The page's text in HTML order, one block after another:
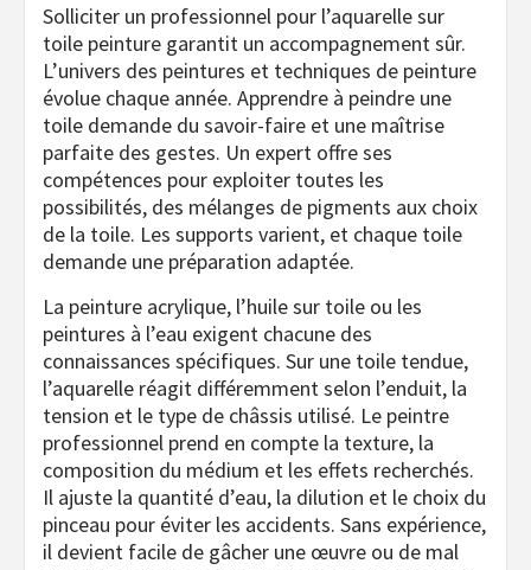
Solliciter un professionnel pour l’aquarelle sur
toile peinture garantit un accompagnement sûr.
L’univers des peintures et techniques de peinture
évolue chaque année. Apprendre à peindre une
toile demande du savoir-faire et une maîtrise
parfaite des gestes. Un expert offre ses
compétences pour exploiter toutes les
possibilités, des mélanges de pigments aux choix
de la toile. Les supports varient, et chaque toile
demande une préparation adaptée.
La peinture acrylique, l’huile sur toile ou les
peintures à l’eau exigent chacune des
connaissances spécifiques. Sur une toile tendue,
l’aquarelle réagit différemment selon l’enduit, la
tension et le type de châssis utilisé. Le peintre
professionnel prend en compte la texture, la
composition du médium et les effets recherchés.
Il ajuste la quantité d’eau, la dilution et le choix du
pinceau pour éviter les accidents. Sans expérience,
il devient facile de gâcher une œuvre ou de mal